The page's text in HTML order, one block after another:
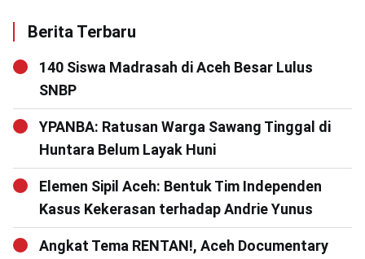
Berita Terbaru
140 Siswa Madrasah di Aceh Besar Lulus
SNBP
YPANBA: Ratusan Warga Sawang Tinggal di
Huntara Belum Layak Huni
Elemen Sipil Aceh: Bentuk Tim Independen
Kasus Kekerasan terhadap Andrie Yunus
Angkat Tema RENTAN!, Aceh Documentary